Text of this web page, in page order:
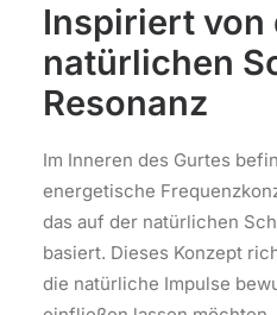
Inspiriert von
natürlichen
Resonanz
Im Inneren des Gurtes
energetische
das auf der natürlichen
basiert. Dieses Konzept
die natürliche Impulse